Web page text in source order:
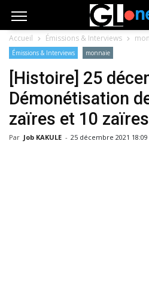
Accueil Émissions & Interviews
Émissions & Interviews monnaie
[Histoire] 25
Démonétisation
zaïres et 10 zaïres
Par Job KAKULE - 25 décembre 2021 18:09